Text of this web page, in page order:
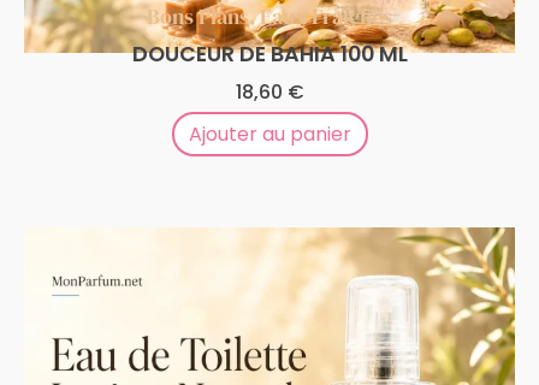
Bons Plans,Eaux Fraîches
DOUCEUR DE BAHIA 100 ML
18,60 €
Ajouter au panier